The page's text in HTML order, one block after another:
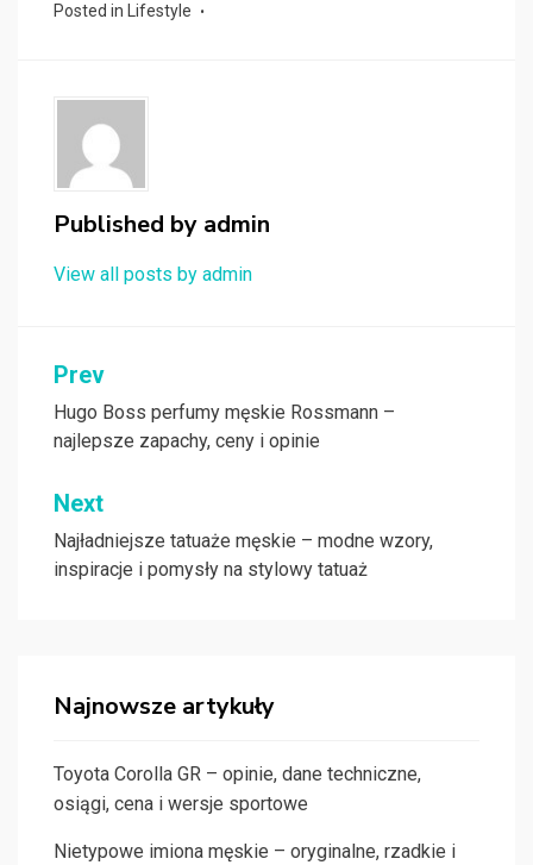
Posted in Lifestyle
Published by admin
View all posts by admin
Nawigacja
wpisu
Prev
Hugo Boss perfumy męskie Rossmann –
najlepsze zapachy, ceny i opinie
Next
Najładniejsze tatuaże męskie – modne wzory,
inspiracje i pomysły na stylowy tatuaż
Najnowsze artykuły
Toyota Corolla GR – opinie, dane techniczne,
osiągi, cena i wersje sportowe
Nietypowe imiona męskie – oryginalne, rzadkie i